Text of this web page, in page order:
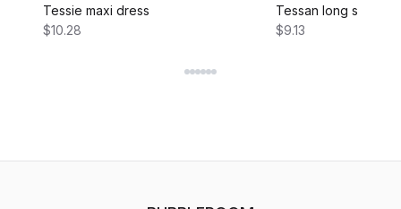
Tessie maxi dress
$10.28
Tessan long sleeve
$9.13